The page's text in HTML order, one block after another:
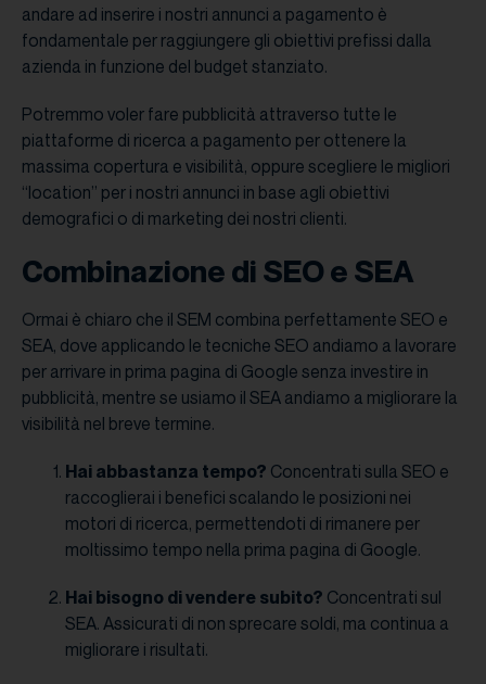
andare ad inserire i nostri annunci a pagamento è
fondamentale per raggiungere gli obiettivi prefissi dalla
azienda in funzione del budget stanziato.
Potremmo voler fare pubblicità attraverso tutte le
piattaforme di ricerca a pagamento per ottenere la
massima copertura e visibilità, oppure scegliere le migliori
“location” per i nostri annunci in base agli obiettivi
demografici o di marketing dei nostri clienti.
Combinazione di SEO e SEA
Ormai è chiaro che il SEM combina perfettamente SEO e
SEA, dove applicando le tecniche SEO andiamo a lavorare
per arrivare in prima pagina di Google senza investire in
pubblicità, mentre se usiamo il SEA andiamo a migliorare la
visibilità nel breve termine.
Hai abbastanza tempo? Concentrati sulla SEO e
raccoglierai i benefici scalando le posizioni nei
motori di ricerca, permettendoti di rimanere per
moltissimo tempo nella prima pagina di Google.
Hai bisogno di vendere subito? Concentrati sul
SEA. Assicurati di non sprecare soldi, ma continua a
migliorare i risultati.